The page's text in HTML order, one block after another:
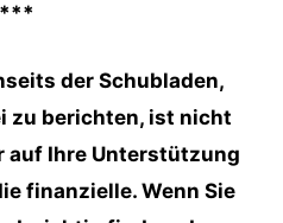
***
der Schubladen,
zu berichten, ist nicht
auf Ihre Unterstützung
finanzielle. Wenn Sie